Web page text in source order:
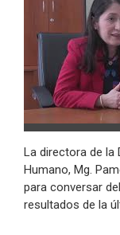
La directora de la
Humano, Mg.
para conversar
resultados de la